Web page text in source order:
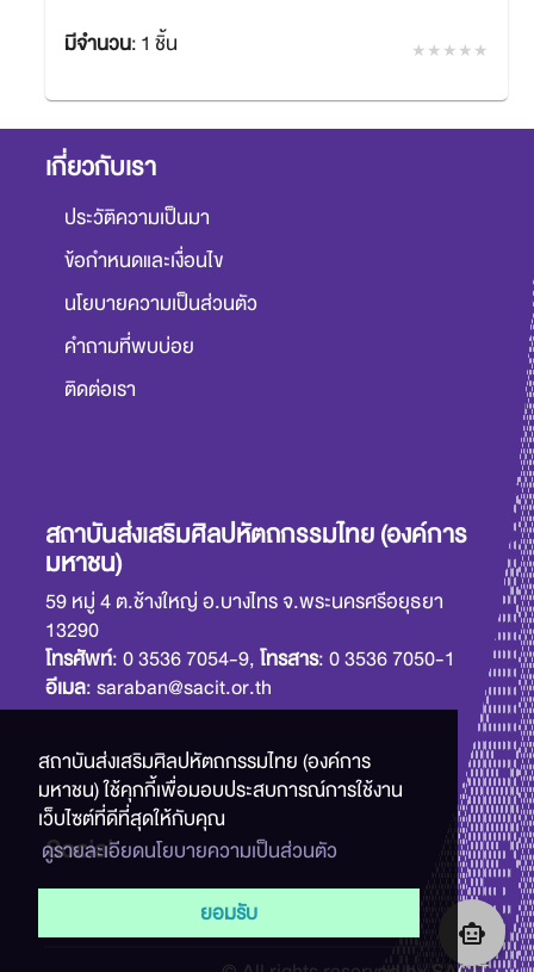
สถาบันส่งเสริมศิลปหัตถกรรมไทย (องค์การ
มหาชน) ใช้คุกกี้เพื่อมอบประสบการณ์การใช้งาน
เว็บไซต์ที่ดีที่สุดให้กับคุณ
ดูรายละเอียดนโยบายความเป็นส่วนตัว
ยอมรับ
มีจำนวน:1 ชิ้น
เกี่ยวกับเรา
ประวัติความเป็นมา
ข้อกำหนดและเงื่อนไข
นโยบายความเป็นส่วนตัว
คำถามที่พบบ่อย
ติดต่อเรา
สถาบันส่งเสริมศิลปหัตถกรรมไทย (องค์การ
มหาชน)
59 หมู่ 4 ต.ช้างใหญ่ อ.บางไทร จ.พระนครศรีอยุธยา
13290
โทรศัพท์: 0 3536 7054-9,โทรสาร: 0 3536 7050-1
อีเมล: saraban@sacit.or.th
Social
smart_toy